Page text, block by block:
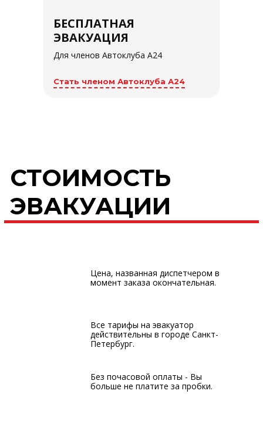
БЕСПЛАТНАЯ
ЭВАКУАЦИЯ
Для членов Автоклуба А24
Стать членом Автоклуба А24
СТОИМОСТЬ
ЭВАКУАЦИИ
Цена, названная диспетчером в
момент заказа окончательная.
Все тарифы на эвакуатор
действительны в городе Санкт-
Петербург.
Без почасовой оплаты - Вы
больше не платите за пробки.